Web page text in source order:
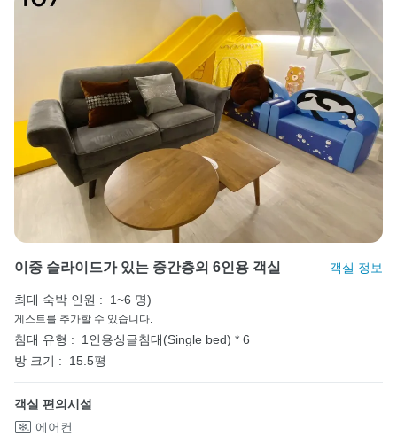
이중 슬라이드가 있는 중간층의 6인용 객실 객실 정보
최대 숙박 인원 : 1~6 명)
게스트를 추가할 수 있습니다.
침대 유형 :
1인용싱글침대(Single bed) * 6
방 크기 :
15.5평
객실 편의시설
에어컨